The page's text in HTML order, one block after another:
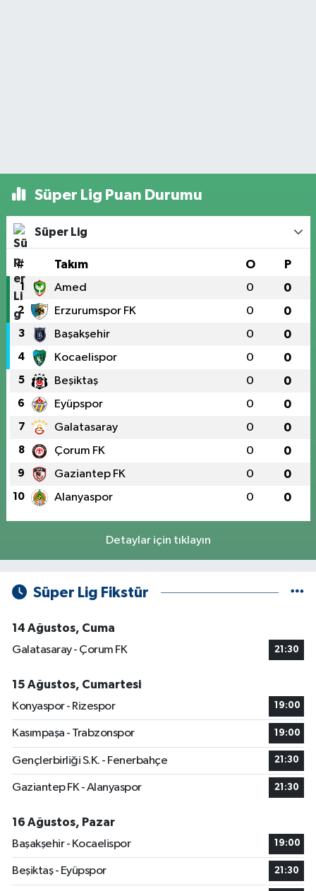
Süper Lig Puan Durumu
Süper Lig
# Takım O P
1 Amed 0 0
2 Erzurumspor FK 0 0
3 Başakşehir 0 0
4 Kocaelispor 0 0
5 Beşiktaş 0 0
6 Eyüpspor 0 0
7 Galatasaray 0 0
8 Çorum FK 0 0
9 Gaziantep FK 0 0
10 Alanyaspor 0 0
Detaylar için tıklayın
Süper Lig Fikstür
14 Ağustos, Cuma
Galatasaray - Çorum FK
21:30
15 Ağustos, Cumartesi
Konyaspor - Rizespor
19:00
Kasımpaşa - Trabzonspor 19:00
Gençlerbirliği S.K. - Fenerbahçe 21:30
Gaziantep FK - Alanyaspor 21:30
16 Ağustos, Pazar
Başakşehir - Kocaelispor
19:00
Beşiktaş - Eyüpspor 21:30